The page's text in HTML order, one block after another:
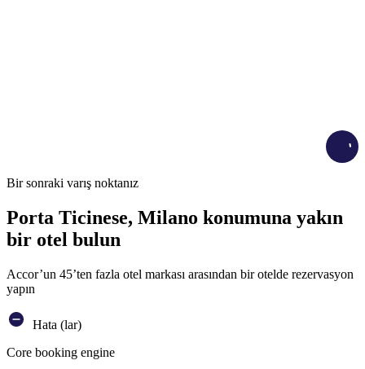
Bir sonraki varış noktanız
Porta Ticinese, Milano konumuna yakın
bir otel bulun
Accor’un 45’ten fazla otel markası arasından bir otelde rezervasyon
yapın
Hata (lar)
Core booking engine